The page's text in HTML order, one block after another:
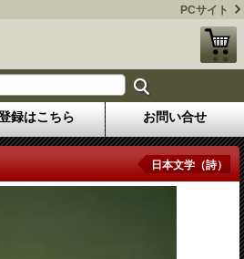
PCサイト
録はこちら お問い合せ
日本文学（詩）